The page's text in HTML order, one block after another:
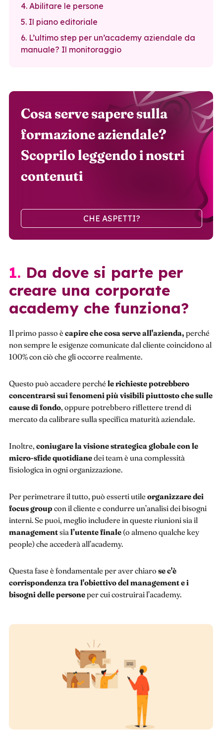
4. Abilitare le persone
5. Il piano editoriale
6. L’ultimo step per un’academy aziendale da
manuale? Il monitoraggio
Cosa serve sapere sulla
formazione aziendale?
Scoprilo leggendo i nostri
contenuti
CHE ASPETTI?
1. Da dove si parte per
creare una corporate
academy che funziona?
Il primo passo è capire che cosa serve all'azienda, perché
non sempre le esigenze comunicate dal cliente coincidono al
100% con ciò che gli occorre realmente.
Questo può accadere perché le richieste potrebbero
concentrarsi sui fenomeni più visibili piuttosto che sulle
cause di fondo, oppure potrebbero riflettere trend di
mercato da calibrare sulla specifica maturità aziendale.
Inoltre, coniugare la visione strategica globale con le
micro-sfide quotidianedei team è una complessità
fisiologica in ogni organizzazione.
Per perimetrare il tutto, può esserti utile organizzare dei
focus group con il cliente e condurre un’analisi dei bisogni
interni. Se puoi, meglio includere in queste riunioni sia il
managementsia l’utente finale (o almeno qualche key
people) che accederà all’academy.
Questa fase è fondamentale per aver chiaro se c'è
corrispondenza tra l'obiettivo del management e i
bisogni delle personeper cui costruirai l’academy.